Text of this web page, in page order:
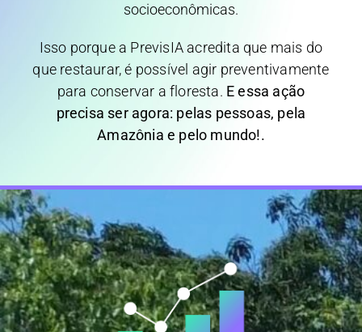
socioeconômicas.
Isso porque a PrevisIA acredita que mais do
que restaurar, é possível agir preventivamente
para conservar a floresta. E essa ação
precisa ser agora: pelas pessoas, pela
Amazônia e pelo mundo!.